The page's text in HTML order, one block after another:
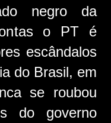
negro da
o PT é
escândalos
do Brasil, em
se roubou
do governo